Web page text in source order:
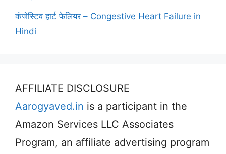
कंजेस्टिव हार्ट फेलियर – Congestive Heart Failure in
Hindi
AFFILIATE DISCLOSURE
Aarogyaved.in is a participant in the
Amazon Services LLC Associates
Program, an affiliate advertising program